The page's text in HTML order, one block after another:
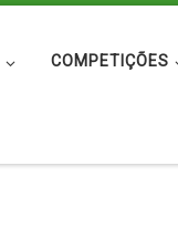
COMPETIÇÕES